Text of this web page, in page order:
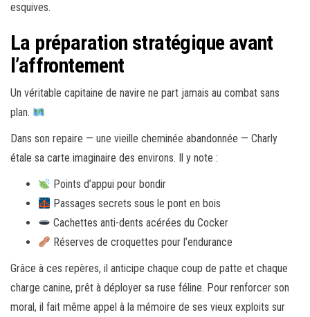
esquives.
La préparation stratégique avant
l’affrontement
Un véritable capitaine de navire ne part jamais au combat sans
plan.
Dans son repaire — une vieille cheminée abandonnée — Charly
étale sa carte imaginaire des environs. Il y note :
Points d’appui pour bondir
Passages secrets sous le pont en bois
Cachettes anti-dents acérées du Cocker
Réserves de croquettes pour l’endurance
Grâce à ces repères, il anticipe chaque coup de patte et chaque
charge canine, prêt à déployer sa ruse féline. Pour renforcer son
moral, il fait même appel à la mémoire de ses vieux exploits sur